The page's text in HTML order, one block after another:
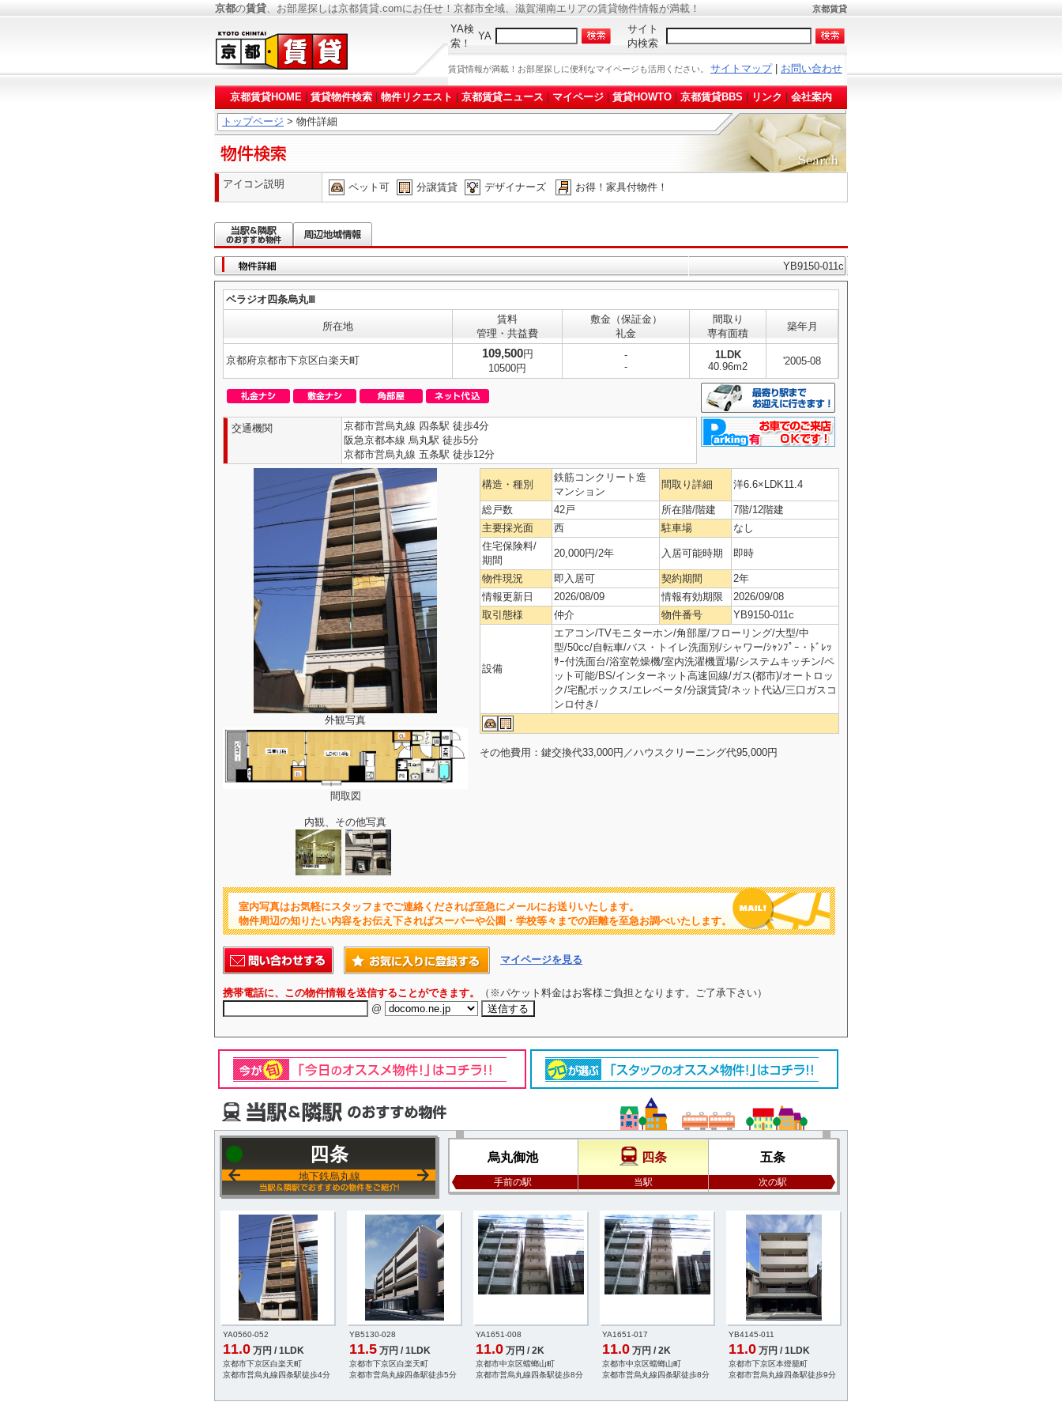
京都の賃貸、お部屋探しは京都賃貸.comにお任せ！京都市全域、滋賀湖南エリアの賃貸物件情報が満載！ 京都賃貸
YA検
索！
YA
サイト
内検索
賃貸情報が満載！お部屋探しに便利なマイページも活用ください。 サイトマップ| お問い合わせ
京都賃貸HOME 賃貸物件検索 物件リクエスト 京都賃貸ニュース マイページ 賃貸HOWTO 京都賃貸BBS リンク 会社案内
トップページ > 物件詳細
アイコン説明 ペット可 分譲賃貸 デザイナーズ お得！家具付物件！
YB9150-011c
ベラジオ四条烏丸Ⅲ
所在地
賃料
管理・共益費
敷金（保証金）
礼金
間取り
専有面積
築年月
京都府京都市下京区白楽天町
109,500円
10500円
-
-
1LDK
40.96m2
'2005-08
交通機関
京都市営烏丸線 四条駅 徒歩4分
阪急京都本線 烏丸駅 徒歩5分
京都市営烏丸線 五条駅 徒歩12分
外観写真
間取図
内観、その他写真
構造・種別
鉄筋コンクリート造
マンション
間取り詳細 洋6.6×LDK11.4
総戸数 42戸 所在階/階建
7階/12階建
主要採光面
西 駐車場
なし
住宅保険料/
期間
20,000円/2年 入居可能時期 即時
物件現況 即入居可 契約期間
2年
情報更新日
2026/08/09 情報有効期限
2026/09/08
取引態様
仲介 物件番号 YB9150-011c
設備
エアコン/TVモニターホン/角部屋/フローリング/大型/中
型/50cc/自転車/バス・トイレ洗面別/シャワー/ｼｬﾝﾌﾟｰ・ﾄﾞﾚｯ
ｻｰ付洗面台/浴室乾燥機/室内洗濯機置場/システムキッチン/ペ
ット可能/BS/インターネット高速回線/ガス(都市)/オートロッ
ク/宅配ボックス/エレベータ/分譲賃貸/ネット代込/三口ガスコ
ンロ付き/
その他費用：鍵交換代33,000円／ハウスクリーニング代95,000円
室内写真はお気軽にスタッフまでご連絡くだされば至急にメールにお送りいたします。
物件周辺の知りたい内容をお伝え下さればスーパーや公園・学校等々までの距離を至急お調べいたします。
マイページを見る
携帯電話に、この物件情報を送信することができます。
（※パケット料金はお客様ご負担となります。ご了承下さい）
@
四条
地下鉄烏丸線
烏丸御池
手前の駅
四条
当駅
五条
次の駅
YA0560-052
11.0 万円 / 1LDK
京都市下京区白楽天町
京都市営烏丸線四条駅徒歩4分
YB5130-028
11.5 万円 / 1LDK
京都市下京区白楽天町
京都市営烏丸線四条駅徒歩5分
YA1651-008
11.0 万円 / 2K
京都市中京区蟷螂山町
京都市営烏丸線四条駅徒歩8分
YA1651-017
11.0 万円 / 2K
京都市中京区蟷螂山町
京都市営烏丸線四条駅徒歩8分
YB4145-011
11.0 万円 / 1LDK
京都市下京区本燈籠町
京都市営烏丸線四条駅徒歩9分